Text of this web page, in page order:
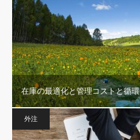
在庫の最適化と管理コストと循環
外注